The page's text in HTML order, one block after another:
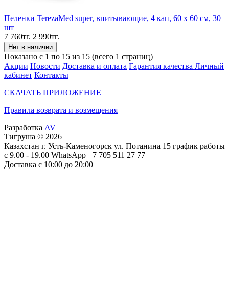
Пеленки TerezaMed super, впитывающие, 4 кап, 60 х 60 см, 30
шт
7 760тг. 2 990тг.
Показано с 1 по 15 из 15 (всего 1 страниц)
Акции Новости Доставка и оплата Гарантия качества Личный
кабинет Контакты
СКАЧАТЬ ПРИЛОЖЕНИЕ
Правила возврата и возмещения
Разработка AV
Тигруша © 2026
Казахстан г. Усть-Каменогорск ул. Потанина 15 график работы
с 9.00 - 19.00 WhatsApp +7 705 511 27 77
Доставка с 10:00 до 20:00